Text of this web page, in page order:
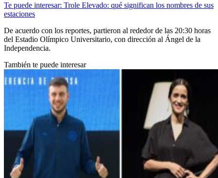
Te puede interesar: Trole Elevado: qué significan los nombres de sus
estaciones
De acuerdo con los reportes, partieron al rededor de las 20:30 horas
del Estadio Olímpico Universitario, con dirección al Ángel de la
Independencia.
También te puede interesar